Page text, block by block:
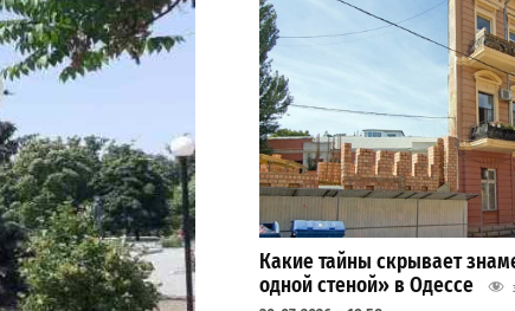
Какие тайны скрывает
одной стеной» в Одессе